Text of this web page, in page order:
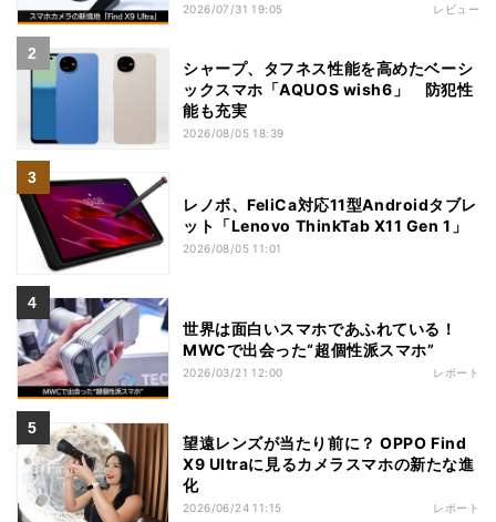
2026/07/31 19:05 レビュー
シャープ、タフネス性能を高めたベーシ
ックスマホ「AQUOS wish6」 防犯性
能も充実
2026/08/05 18:39
レノボ、FeliCa対応11型Androidタブレ
ット「Lenovo ThinkTab X11 Gen 1」
2026/08/05 11:01
世界は面白いスマホであふれている！
MWCで出会った“超個性派スマホ”
2026/03/21 12:00 レポート
望遠レンズが当たり前に？ OPPO Find
X9 Ultraに見るカメラスマホの新たな進
化
2026/06/24 11:15 レポート